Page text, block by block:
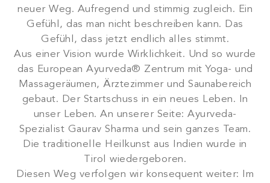
neuer Weg. Aufregend und stimmig zugleich. Ein
Gefühl, das man nicht beschreiben kann. Das
Gefühl, dass jetzt endlich alles stimmt.
Aus einer Vision wurde Wirklichkeit. Und so wurde
das European Ayurveda® Zentrum mit Yoga- und
Massageräumen, Ärztezimmer und Saunabereich
gebaut. Der Startschuss in ein neues Leben. In
unser Leben. An unserer Seite: Ayurveda-
Spezialist Gaurav Sharma und sein ganzes Team.
Die traditionelle Heilkunst aus Indien wurde in
Tirol wiedergeboren.
Diesen Weg verfolgen wir konsequent weiter: Im